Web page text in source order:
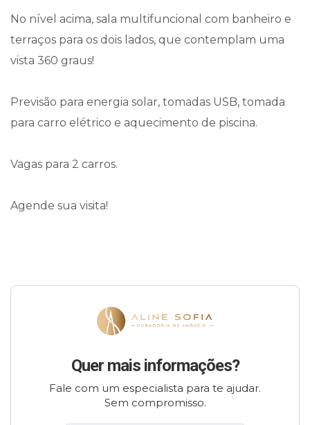
No nível acima, sala multifuncional com banheiro e
terraços para os dois lados, que contemplam uma
vista 360 graus!
Previsão para energia solar, tomadas USB, tomada
para carro elétrico e aquecimento de piscina.
Vagas para 2 carros.
Agende sua visita!
Quer mais informações?
Fale com um especialista para te ajudar.
Sem compromisso.